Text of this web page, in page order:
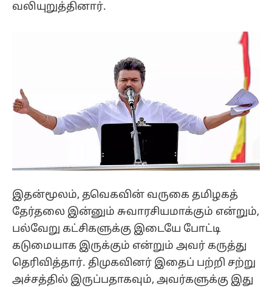
வலியுறுத்தினார்.
இதன்மூலம், தவெகவின் வருகை தமிழகத்
தேர்தலை இன்னும் சுவாரசியமாக்கும் என்றும்,
பல்வேறு கட்சிகளுக்கு இடையே போட்டி
கடுமையாக இருக்கும் என்றும் அவர் கருத்து
தெரிவித்தார். திமுகவினர் இதைப் பற்றி சற்று
அச்சத்தில் இருப்பதாகவும், அவர்களுக்கு இது